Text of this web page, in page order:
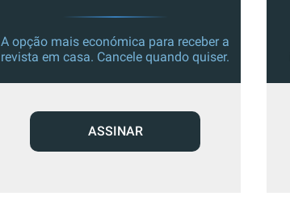
A opção mais económica para receber a
revista em casa. Cancele quando quiser.
ASSINAR